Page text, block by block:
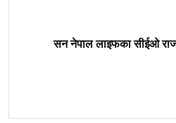
सन नेपाल लाइफका सीईओ